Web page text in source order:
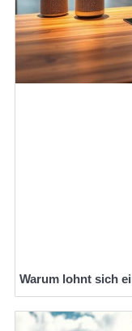
Warum lohnt sich